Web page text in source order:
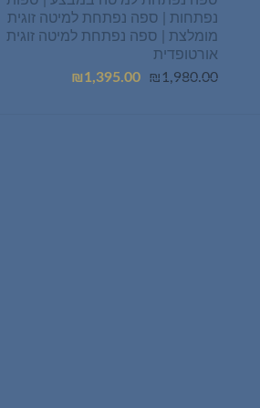
₪699.00.
₪495.00.
נפתחות | ספה נפתחת למיטה זוגית
מומלצת | ספה נפתחת למיטה זוגית
אורטופדית
₪ 1,980.00
המחיר
₪1,395.00
המחיר